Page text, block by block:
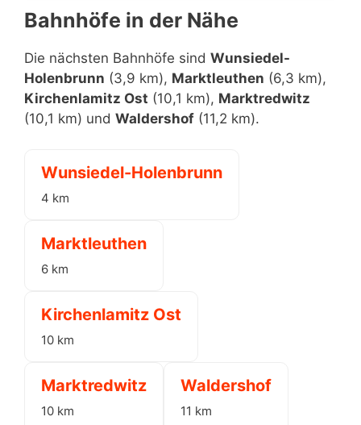
Bahnhöfe in der Nähe
Die nächsten Bahnhöfe sind Wunsiedel-
Holenbrunn (3,9 km), Marktleuthen (6,3 km),
Kirchenlamitz Ost (10,1 km), Marktredwitz
(10,1 km) und Waldershof (11,2 km).
Wunsiedel-Holenbrunn
4 km
Marktleuthen
6 km
Kirchenlamitz Ost
10 km
Marktredwitz
10 km
Waldershof
11 km